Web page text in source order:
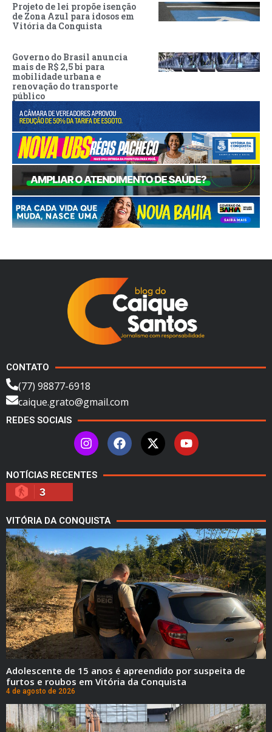
Projeto de lei propõe isenção
de Zona Azul para idosos em
Vitória da Conquista
Governo do Brasil anuncia
mais de R$ 2,5 bi para
mobilidade urbana e
renovação do transporte
público
CONTATO
(77) 98877-6918
caique.grato@gmail.com
REDES SOCIAIS
NOTÍCIAS RECENTES
3
VITÓRIA DA CONQUISTA
Adolescente de 15 anos é apreendido por suspeita de
furtos e roubos em Vitória da Conquista
4 de agosto de 2026